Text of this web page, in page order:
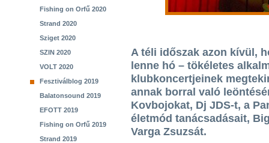
Fishing on Orfű 2020
Strand 2020
Sziget 2020
SZIN 2020
VOLT 2020
Fesztiválblog 2019
Balatonsound 2019
EFOTT 2019
Fishing on Orfű 2019
Strand 2019
A téli időszak azon kívül,
lenne hó – tökéletes
klubkoncertjeinek
annak borral való
Kovbojokat, Dj JDS-t, a
életmód tanácsadásait,
Varga Zsuzsát.